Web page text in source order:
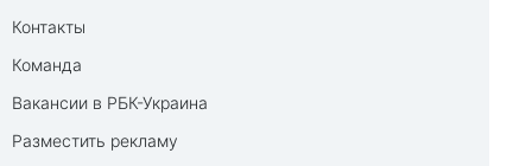
Контакты
Команда
Вакансии в РБК-Украина
Разместить рекламу